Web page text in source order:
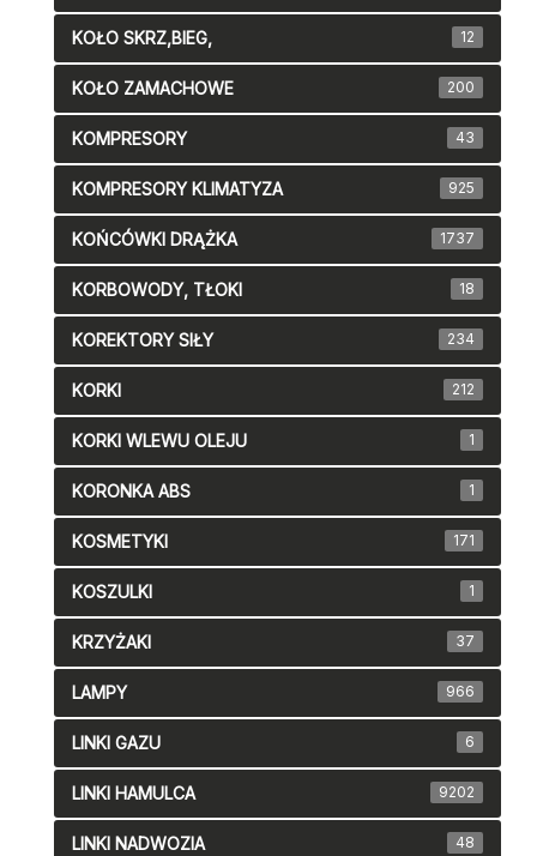
KOŁO SKRZ,BIEG, 12
KOŁO ZAMACHOWE 200
KOMPRESORY 43
KOMPRESORY KLIMATYZA 925
KOŃCÓWKI DRĄŻKA 1737
KORBOWODY, TŁOKI 18
KOREKTORY SIŁY 234
KORKI 212
KORKI WLEWU OLEJU 1
KORONKA ABS 1
KOSMETYKI 171
KOSZULKI 1
KRZYŻAKI 37
LAMPY 966
LINKI GAZU 6
LINKI HAMULCA 9202
LINKI NADWOZIA 48